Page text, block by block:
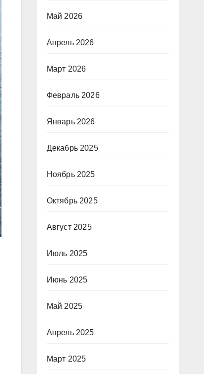
Май 2026
Апрель 2026
Март 2026
Февраль 2026
Январь 2026
Декабрь 2025
Ноябрь 2025
Октябрь 2025
Август 2025
Июль 2025
Июнь 2025
Май 2025
Апрель 2025
Март 2025